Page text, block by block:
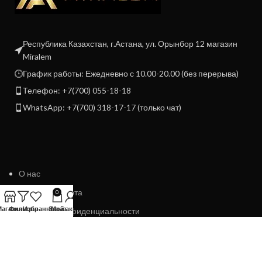
Республика Казахстан, г.Астана, ул. Орынбор 12 магазин
Miralem
График работы: Ежедневно с 10.00-20.00 (без перерыва)
Телефон: +7(700) 055-18-18
WhatsApp: +7(700) 318-17-17 (только чат)
О нас
Договор Оферта
Политика конфиденциальности
ФильтрыИзбранное
0
Заказ
Мой аккаунт